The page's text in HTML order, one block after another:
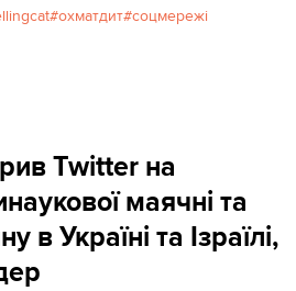
охматдит соцмережі
Twitter на
маячні та
в Україні та Ізраїлі,